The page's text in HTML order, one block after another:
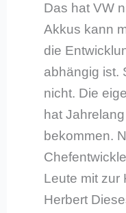
Das hat VW
Akkus kann
die
abhängig ist.
nicht. Die
hat
bekommen.
Leute mit zur
Herbert